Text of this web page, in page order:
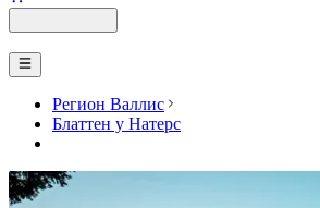
Регион Валлис
Блаттен у Натерс